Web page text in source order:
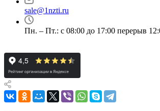
sale@1nzti.ru
Пн. – Пт.: с 08:00 до 17:00 перерыв